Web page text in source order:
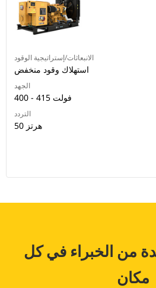
الانبعاثات/إستراتيجية الوقود
استهلاك وقود منخفض
الجهد
400 - 415 فولت
التردد
50 هرتز
من الخبراء في كل
مكان